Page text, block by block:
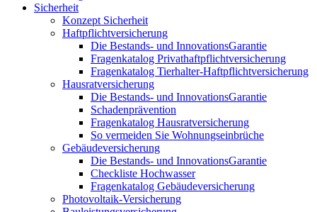
Sicherheit
Konzept Sicherheit
Haftpflichtversicherung
Die Bestands- und InnovationsGarantie
Fragenkatalog Privathaftpflichtversicherung
Fragenkatalog Tierhalter-Haftpflichtversicherung
Hausratversicherung
Die Bestands- und InnovationsGarantie
Schadenprävention
Fragenkatalog Hausratversicherung
So vermeiden Sie Wohnungseinbrüche
Gebäudeversicherung
Die Bestands- und InnovationsGarantie
Checkliste Hochwasser
Fragenkatalog Gebäudeversicherung
Photovoltaik-Versicherung